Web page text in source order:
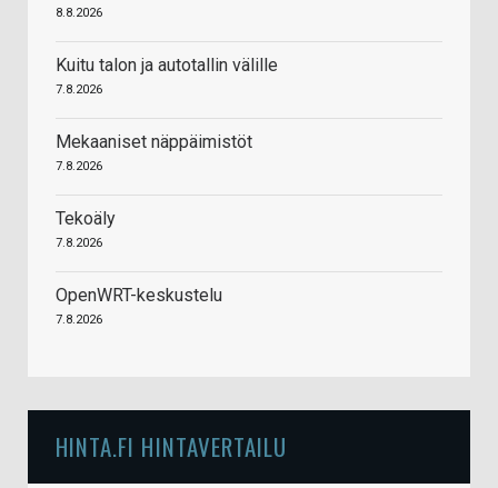
8.8.2026
Kuitu talon ja autotallin välille
7.8.2026
Mekaaniset näppäimistöt
7.8.2026
Tekoäly
7.8.2026
OpenWRT-keskustelu
7.8.2026
HINTA.FI HINTAVERTAILU